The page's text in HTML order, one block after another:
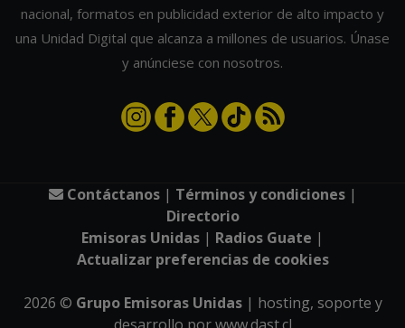
nacional, formatos en publicidad exterior de alto impacto y
una Unidad Digital que alcanza a millones de usuarios. Únase
y anúnciese con nosotros.
Contáctanos| Términos y condiciones|
Directorio
Emisoras Unidas | Radios Guate |
Actualizar preferencias de cookies
2026 © Grupo Emisoras Unidas| hosting, soporte y